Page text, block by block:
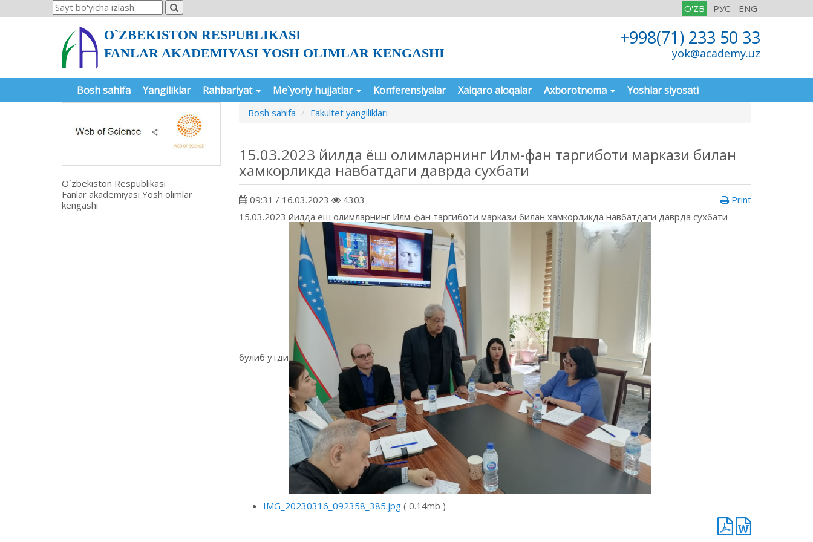
O'ZB РУС ENG
O`ZBEKISTON RESPUBLIKASI
FANLAR AKADEMIYASI YOSH OLIMLAR KENGASHI
+998(71) 233 50 33
yok@academy.uz
Bosh sahifa Yangiliklar Rahbariyat Me`yoriy hujjatlar Konferensiyalar Xalqaro aloqalar Axborotnoma Yoshlar siyosati
O`zbekiston Respublikasi
Fanlar akademiyasi Yosh olimlar
kengashi
Bosh sahifa Fakultet yangiliklari
15.03.2023 йилда ёш олимларнинг Илм-фан таргиботи маркази билан
хамкорликда нав­батдаги даврда сухбати
09:31 / 16.03.2023 4303
Print
15.03.2023 йилда ёш олимларнинг Илм-фан таргиботи маркази билан хамкорликда нав­батдаги даврда сухбати
булиб утди
IMG_20230316_092358_385.jpg( 0.14mb )